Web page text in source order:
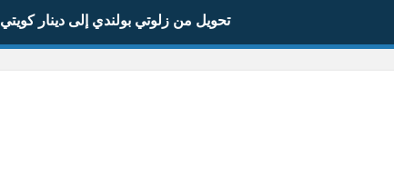
تحويل من زلوتي بولندي إلى دينار كويتي